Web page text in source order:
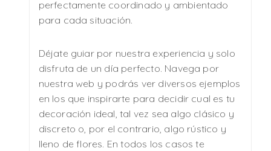
perfectamente coordinado y ambientado
para cada situación.
Déjate guiar por nuestra experiencia y solo
disfruta de un día perfecto. Navega por
nuestra web y podrás ver diversos ejemplos
en los que inspirarte para decidir cual es tu
decoración ideal, tal vez sea algo clásico y
discreto o, por el contrario, algo rústico y
lleno de flores. En todos los casos te